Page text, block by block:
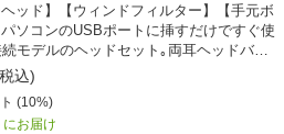
ヘッド】【ウィンドフィルター】【手元ボ
ソコンのUSBポートに挿すだけですぐ使
モデルのヘッドセット｡両耳ヘッドバン
込)
(10%)
お届け